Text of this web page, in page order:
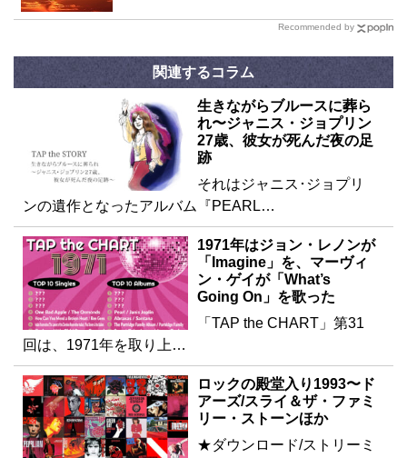
Recommended by
関連するコラム
生きながらブルースに葬ら
れ〜ジャニス・ジョプリン
27歳、彼女が死んだ夜の足
跡
それはジャニス･ジョプリ
ンの遺作となったアルバム『PEARL…
1971年はジョン・レノンが
「Imagine」を、マーヴィ
ン・ゲイが「What’s
Going On」を歌った
「TAP the CHART」第31
回は、1971年を取り上…
ロックの殿堂入り1993〜ド
アーズ/スライ＆ザ・ファミ
リー・ストーンほか
★ダウンロード/ストリーミ